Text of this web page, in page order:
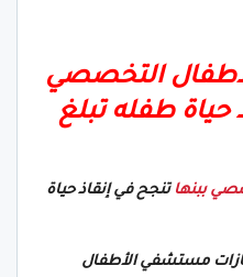
التخصصي
حياة طفله تبلغ
ببنها تنجح في إنقاذ حياة
مستشفي الأطفال